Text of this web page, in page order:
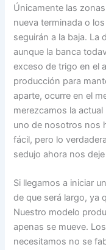
Únicamente las
nueva terminada o
seguirán a la baja. La
aunque la banca
exceso de trigo en el
producción para
aparte, ocurre en el
merezcamos la
uno de nosotros nos
fácil, pero lo
sedujo ahora nos
Si llegamos a iniciar
de que será largo, ya
Nuestro modelo
apenas se mueve.
necesitamos no se